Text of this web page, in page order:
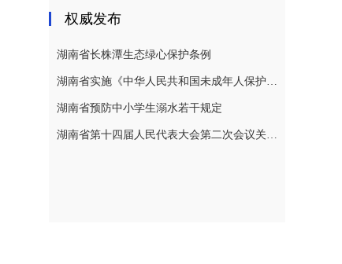
权威发布
湖南省长株潭生态绿心保护条例
湖南省实施《中华人民共和国未成年人保护法》若干规定
湖南省预防中小学生溺水若干规定
湖南省第十四届人民代表大会第二次会议关于湖南省人民代表大会常务委员会工作报告的决议